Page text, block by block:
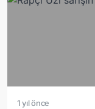
1 yıl önce